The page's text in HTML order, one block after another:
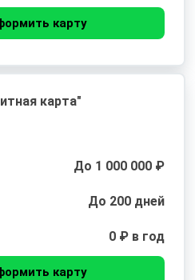
карту
карта"
До 1 000 000 ₽
До 200 дней
0 ₽ в год
карту